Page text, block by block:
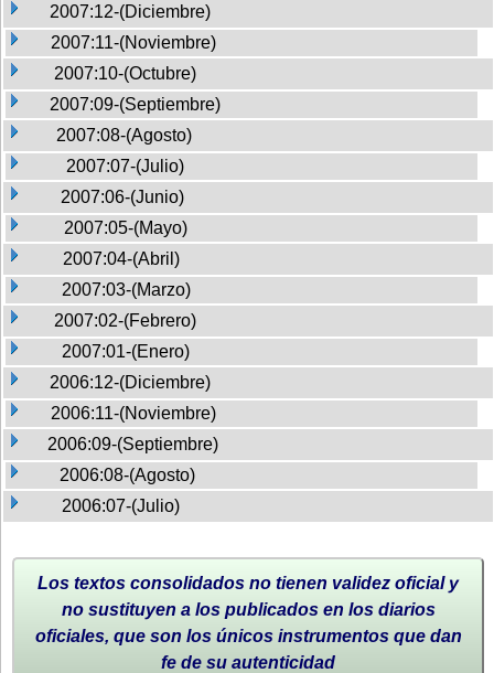
2007:12-(Diciembre)
2007:11-(Noviembre)
2007:10-(Octubre)
2007:09-(Septiembre)
2007:08-(Agosto)
2007:07-(Julio)
2007:06-(Junio)
2007:05-(Mayo)
2007:04-(Abril)
2007:03-(Marzo)
2007:02-(Febrero)
2007:01-(Enero)
2006:12-(Diciembre)
2006:11-(Noviembre)
2006:09-(Septiembre)
2006:08-(Agosto)
2006:07-(Julio)
Los textos consolidados no tienen validez oficial y
no sustituyen a los publicados en los diarios
oficiales, que son los únicos instrumentos que dan
fe de su autenticidad